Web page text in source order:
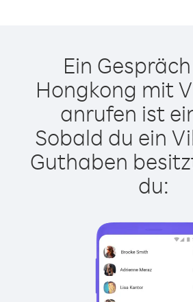
Ein
Hongkong mit
anrufen ist
Sobald du ein
Guthaben
du: